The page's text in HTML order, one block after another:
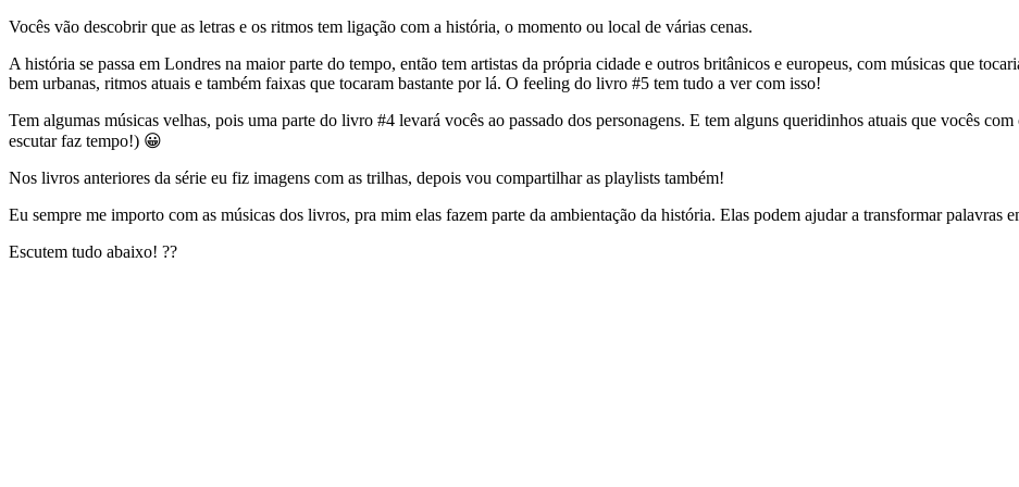
Vocês vão descobrir que as letras e os ritmos tem ligação com a história, o momento ou local de várias cenas.
A história se passa em Londres na maior parte do tempo, então tem artistas da própria cidade e outros britânicos e europeus, com músicas que
bem urbanas, ritmos atuais e também faixas que tocaram bastante por lá. O feeling do livro #5 tem tudo a ver com isso!
Tem algumas músicas velhas, pois uma parte do livro #4 levará vocês ao passado dos personagens. E tem alguns queridinhos atuais que vocês
escutar faz tempo!) 😀
Nos livros anteriores da série eu fiz imagens com as trilhas, depois vou compartilhar as playlists também!
Eu sempre me importo com as músicas dos livros, pra mim elas fazem parte da ambientação da história. Elas podem ajudar a transformar palavras
Escutem tudo abaixo! ??